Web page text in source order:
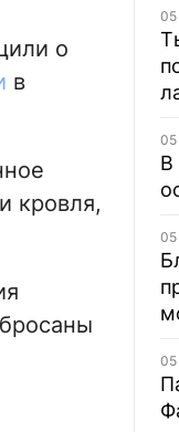
о
в
кровля,
05
05
В
05
05